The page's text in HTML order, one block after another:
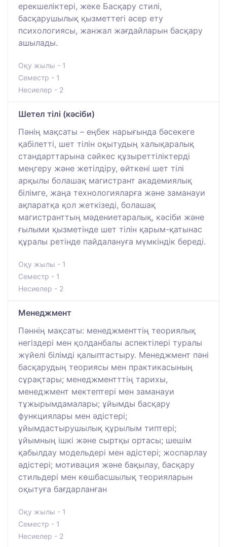
ерекшеліктері, жеке Басқару стилі,
басқарушылық қызметтегі әсер ету
психологиясы, жанжал жағдайларын басқару
ашылады.
Оқу жылы - 1
Семестр - 1
Несиелер - 2
Шетел тілі (кәсіби)
Пәнің мақсаты – еңбек нарығында бәсекеге
қабілетті, шет тілін оқытудың халықаралық
стандарттарына сәйкес құзыреттіліктерді
меңгеру және жетілдіру, өйткені шет тілі
арқылы болашақ магистрант академиялық
білімге, жаңа технологияларға және заманауи
ақпаратқа қол жеткізеді, болашақ
магистранттың мәдениетаралық, кәсіби және
ғылыми қызметінде шет тілін қарым-қатынас
құралы ретінде пайдалануға мүмкіндік береді.
Оқу жылы - 1
Семестр - 1
Несиелер - 2
Менеджмент
Пәннің мақсаты: менеджменттің теориялық
негіздері мен қолданбалы аспектілері туралы
жүйелі білімді қалыптастыру. Менеджмент пәні
басқарудың теориясы мен практикасының
сұрақтары; менеджментттің тарихы,
менеджмент мектептері мен заманауи
тұжырымдамалары; ұйымды басқару
функциялары мен әдістері;
ұйымдастырушылық құрылым типтері;
ұйымның ішкі және сыртқы ортасы; шешім
қабылдау модельдері мен әдістері; жоспарлау
әдістері; мотивация және бақылау, басқару
стильдері мен көшбасшылық теорияларын
оқытуға бағдарланған
Оқу жылы - 1
Семестр - 1
Несиелер - 2